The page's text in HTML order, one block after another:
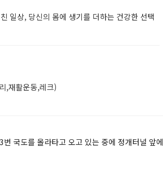
일상, 당신의 몸에 생기를 더하는 건강한 선택
,재활운동,레크)
국도를 올라타고 오고 있는 중에 정개터널 앞에